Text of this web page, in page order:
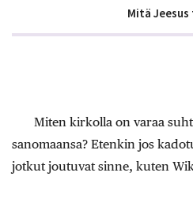
Mitä
Miten kirkolla on varaa
sanomaansa? Etenkin jos
jotkut joutuvat sinne, kuten